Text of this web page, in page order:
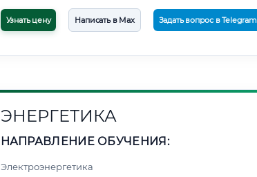
Узнать цену Написать в Max Задать вопрос в Telegram
ЭНЕРГЕТИКА
НАПРАВЛЕНИЕ ОБУЧЕНИЯ:
Электроэнергетика